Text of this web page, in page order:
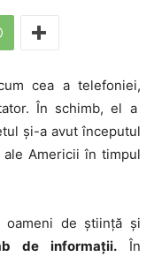
cea a telefoniei,
În schimb, el a
şi-a avut începutul
Americii în timpul
de ştiinţă şi
de informaţii. În